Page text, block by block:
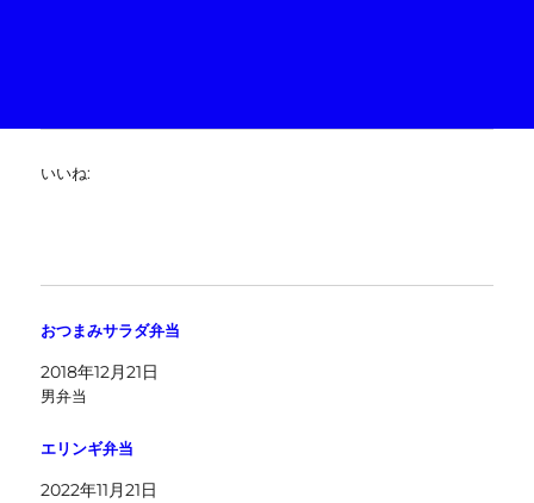
いいね:
おつまみサラダ弁当
2018年12月21日
男弁当
エリンギ弁当
2022年11月21日